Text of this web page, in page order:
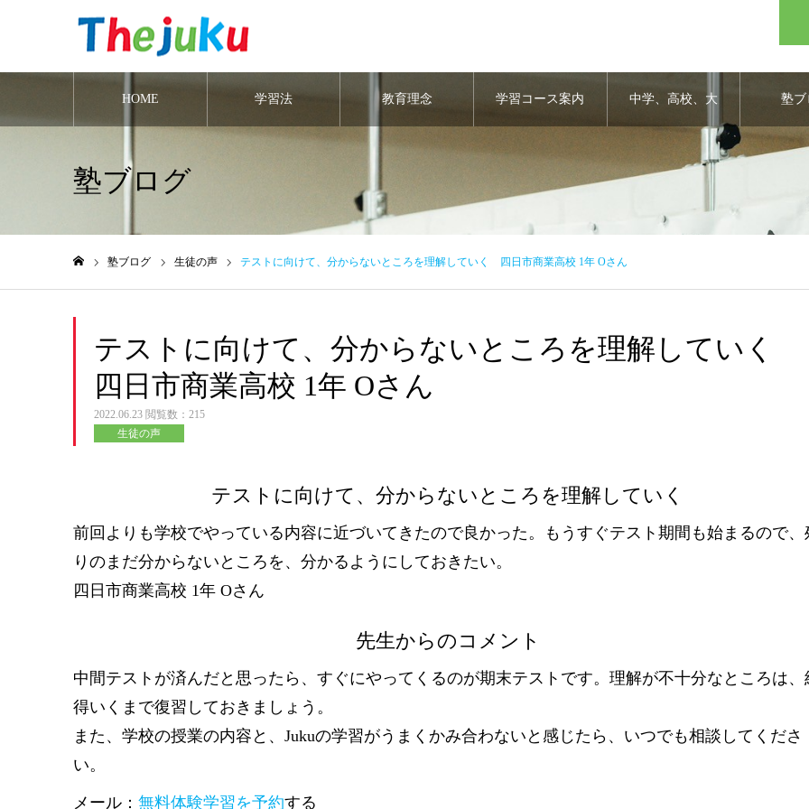
HOME 学習法 教育理念 学習コース案内 中学、高校、大 塾
塾ブログ
塾ブログ 生徒の声 テストに向けて、分からないところを理解していく 四日市商業高校 1年 Oさん
テストに向けて、分からないところを理解していく
四日市商業高校 1年 Oさん
2022.06.23 閲覧数：215
生徒の声
テストに向けて、分からないところを理解していく
前回よりも学校でやっている内容に近づいてきたので良かった。もうすぐテスト期間も始まるので、
りのまだ分からないところを、分かるようにしておきたい。
四日市商業高校 1年 Oさん
先生からのコメント
中間テストが済んだと思ったら、すぐにやってくるのが期末テストです。理解が不十分なところは、
得いくまで復習しておきましょう。
また、学校の授業の内容と、Jukuの学習がうまくかみ合わないと感じたら、いつでも相談してくださ
い。
メール： 無料体験学習を予約する